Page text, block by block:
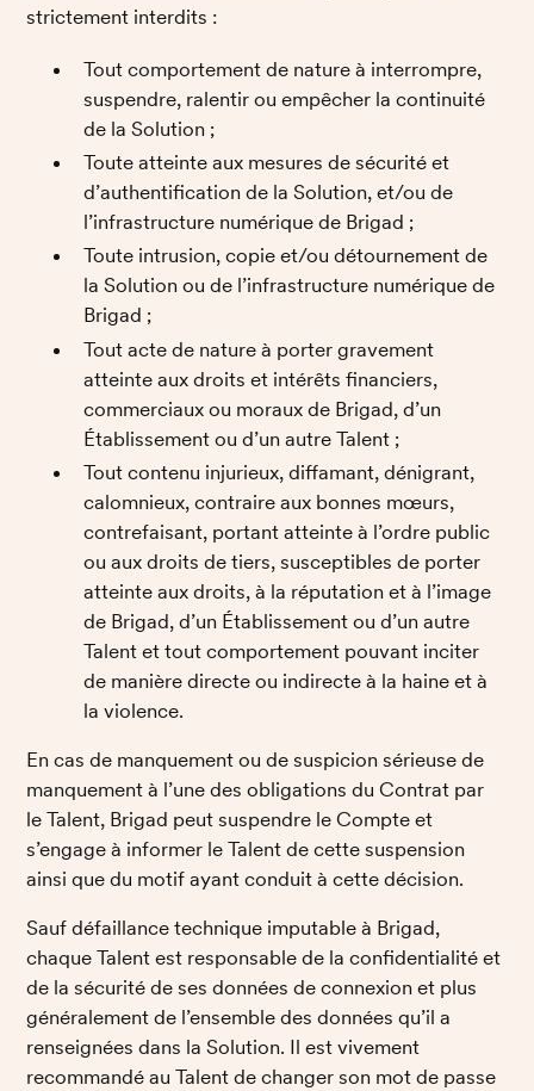
strictement interdits :
Tout comportement de nature à interrompre,
suspendre, ralentir ou empêcher la continuité
de la Solution ;
Toute atteinte aux mesures de sécurité et
d’authentification de la Solution, et/ou de
l’infrastructure numérique de Brigad ;
Toute intrusion, copie et/ou détournement de
la Solution ou de l’infrastructure numérique de
Brigad ;
Tout acte de nature à porter gravement
atteinte aux droits et intérêts financiers,
commerciaux ou moraux de Brigad, d’un
Établissement ou d’un autre Talent ;
Tout contenu injurieux, diffamant, dénigrant,
calomnieux, contraire aux bonnes mœurs,
contrefaisant, portant atteinte à l’ordre public
ou aux droits de tiers, susceptibles de porter
atteinte aux droits, à la réputation et à l’image
de Brigad, d’un Établissement ou d’un autre
Talent et tout comportement pouvant inciter
de manière directe ou indirecte à la haine et à
la violence.
En cas de manquement ou de suspicion sérieuse de
manquement à l’une des obligations du Contrat par
le Talent, Brigad peut suspendre le Compte et
s’engage à informer le Talent de cette suspension
ainsi que du motif ayant conduit à cette décision.
Sauf défaillance technique imputable à Brigad,
chaque Talent est responsable de la confidentialité et
de la sécurité de ses données de connexion et plus
généralement de l’ensemble des données qu’il a
renseignées dans la Solution. Il est vivement
recommandé au Talent de changer son mot de passe